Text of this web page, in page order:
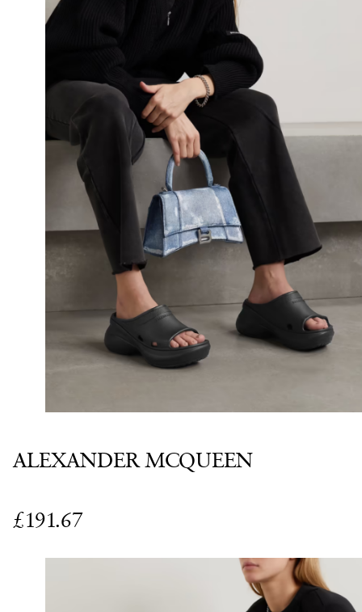
ALEXANDER MCQUEEN
£191.67